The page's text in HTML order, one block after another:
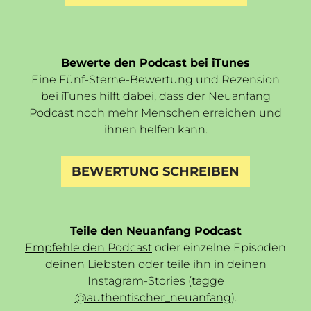
Bewerte den Podcast bei iTunes
Eine Fünf-Sterne-Bewertung und Rezension
bei iTunes hilft dabei, dass der Neuanfang
Podcast noch mehr Menschen erreichen und
ihnen helfen kann.
BEWERTUNG SCHREIBEN
Teile den Neuanfang Podcast
Empfehle den Podcast oder einzelne Episoden
deinen Liebsten oder teile ihn in deinen
Instagram-Stories (tagge
@authentischer_neuanfang).